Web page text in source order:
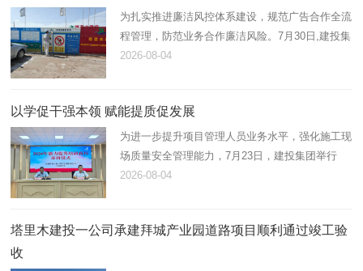
为扎实推进廉洁风控体系建设，规范广告合作全流
程管理，防范业务合作廉洁风险。7月30日,建投集
团工程服务公司广告部前往库沙新拜片区开展广告
2026-08-04
以学促干强本领 赋能提质促发展
为进一步提升项目管理人员业务水平，强化施工现
场质量安全管理能力，7月23日，建投集团举行
2026年“能力提升培训夜校”开班动员大会暨第一
2026-08-04
塔里木建投一公司承建拜城产业园道路项目顺利通过竣工验
收